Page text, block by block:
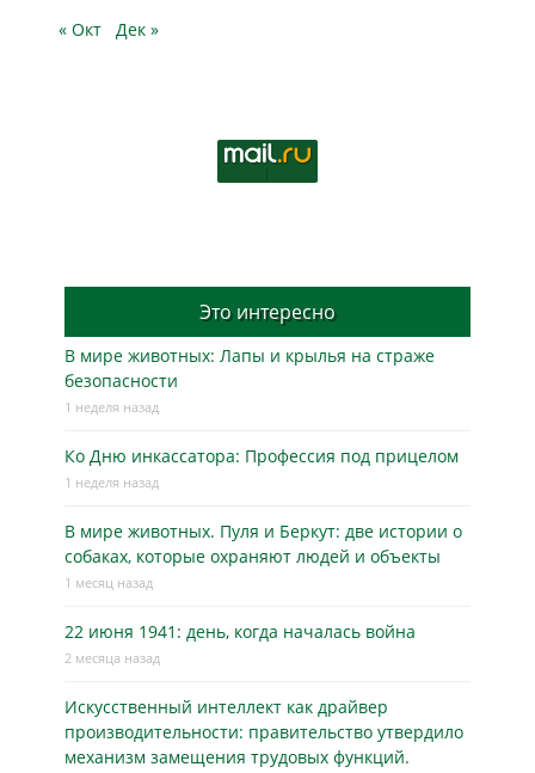
« Окт Дек »
Это интересно
В мире животных: Лапы и крылья на страже
безопасности
1 неделя назад
Ко Дню инкассатора: Профессия под прицелом
1 неделя назад
В мире животных. Пуля и Беркут: две истории о
собаках, которые охраняют людей и объекты
1 месяц назад
22 июня 1941: день, когда началась война
2 месяца назад
Искусственный интеллект как драйвер
производительности: правительство утвердило
механизм замещения трудовых функций.